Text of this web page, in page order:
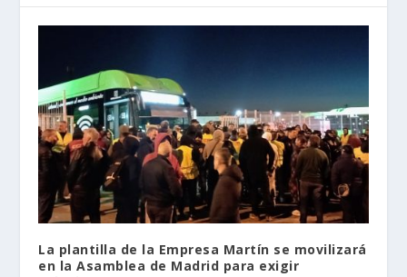
La plantilla de la Empresa Martín se movilizará
en la Asamblea de Madrid para exigir